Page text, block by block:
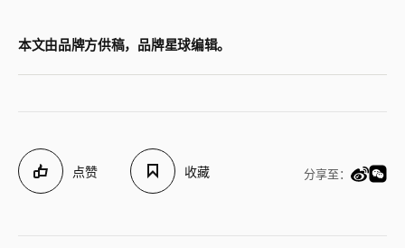
本文由品牌方供稿，品牌星球编辑。
点赞 收藏 分享至：